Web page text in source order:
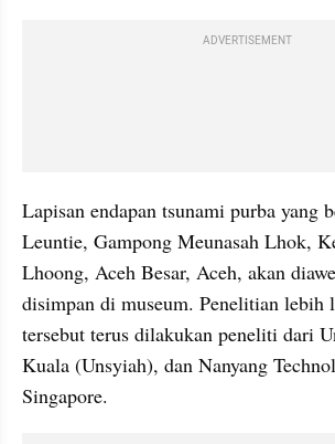
ADVERTISEMENT
Leuntie, Gampong Meunasah Lhok,
Lhoong, Aceh Besar, Aceh, akan
disimpan di museum. Penelitian lebih
tersebut terus dilakukan peneliti dari
Kuala (Unsyiah), dan Nanyang
Singapore.